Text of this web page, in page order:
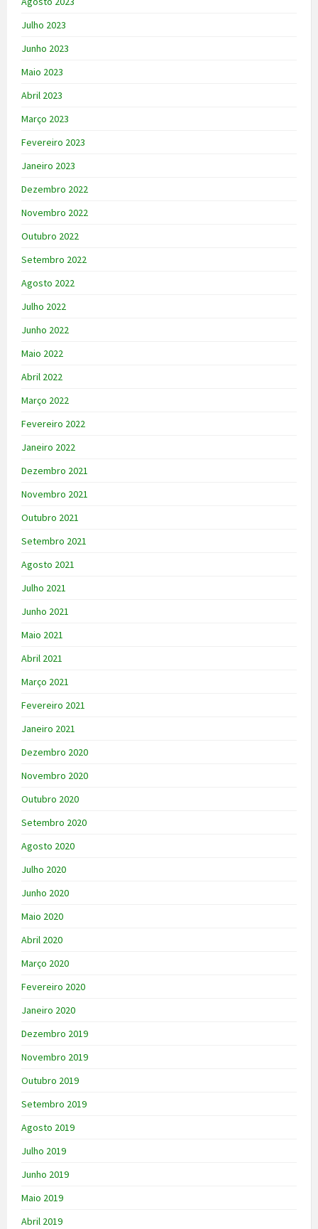
Julho 2023
Junho 2023
Maio 2023
Abril 2023
Março 2023
Fevereiro 2023
Janeiro 2023
Dezembro 2022
Novembro 2022
Outubro 2022
Setembro 2022
Agosto 2022
Julho 2022
Junho 2022
Maio 2022
Abril 2022
Março 2022
Fevereiro 2022
Janeiro 2022
Dezembro 2021
Novembro 2021
Outubro 2021
Setembro 2021
Agosto 2021
Julho 2021
Junho 2021
Maio 2021
Abril 2021
Março 2021
Fevereiro 2021
Janeiro 2021
Dezembro 2020
Novembro 2020
Outubro 2020
Setembro 2020
Agosto 2020
Julho 2020
Junho 2020
Maio 2020
Abril 2020
Março 2020
Fevereiro 2020
Janeiro 2020
Dezembro 2019
Novembro 2019
Outubro 2019
Setembro 2019
Agosto 2019
Julho 2019
Junho 2019
Maio 2019
Abril 2019